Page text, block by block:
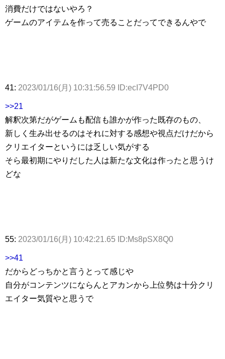
消費だけではないやろ？
ゲームのアイテムを作って売ることだってできるんやで
41: 2023/01/16(月) 10:31:56.59 ID:ecI7V4PD0
>>21
解釈次第だがゲームも配信も誰かが作った既存のもの、
新しく生み出せるのはそれに対する感想や視点だけだから
クリエイターというには乏しい気がする
そら最初期にやりだした人は新たな文化は作ったと思うけ
どな
55: 2023/01/16(月) 10:42:21.65 ID:Ms8pSX8Q0
>>41
だからどっちかと言うとって感じや
自分がコンテンツにならんとアカンから上位勢は十分クリ
エイター気質やと思うで